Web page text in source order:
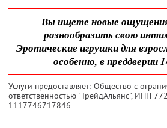
Вы ищете новые
разнообразить свою
Эротические игрушки для
особенно, в преддверии
Услуги предоставляет: Общество с
ответственностью "ТрейдАльянс", ИНН
1117746717846